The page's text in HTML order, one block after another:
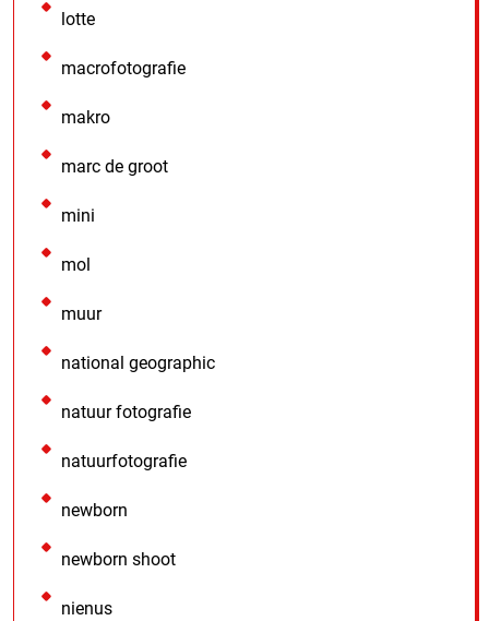
lotte
macrofotografie
makro
marc de groot
mini
mol
muur
national geographic
natuur fotografie
natuurfotografie
newborn
newborn shoot
nienus